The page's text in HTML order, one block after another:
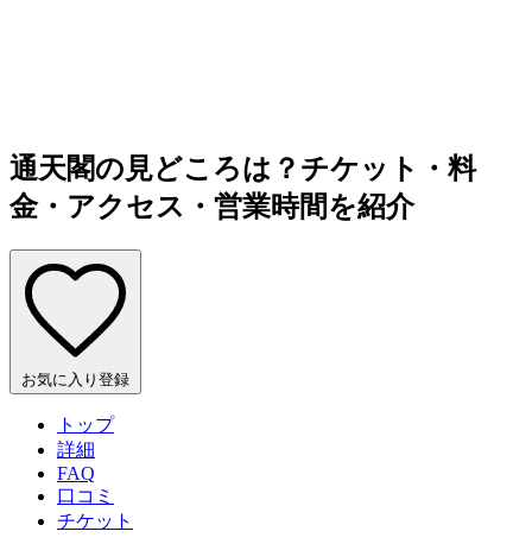
通天閣の見どころは？チケット・料
金・アクセス・営業時間を紹介
お気に入り登録
トップ
詳細
FAQ
口コミ
チケット